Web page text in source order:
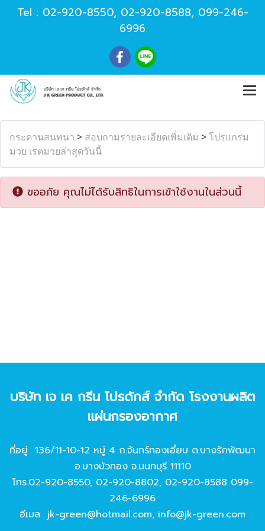
Tel : 02-920-8550, 02-920-8588, 099-246-
6996
กระดานสนทนา > สอบถามรายละเอียดเพิ่มเติม >โปรแกรม
มวย เรตมวยล่าสุดวันนี้
ขออภัย คุณไม่ได้รับสิทธิในการเข้าใช้งานในส่วนนี้
บริษัท เจ เค กรีน โปรดักส์ จํากัด โรงงานผลิต
แผ่นกรองอากาศ
ที่อยู่ 136/11-10-12 หมู่ 4 ถ.จันทร์ทองเอี่ยม ต.บางรักพัฒนา
อ.บางบัวทอง จ.นนทบุรี 11110
โทร.02-920-8550, 02-920-8802, 02-920-8588 099-
246-6996
อีเมล jk-green@hotmail.com, info@jk-green.com